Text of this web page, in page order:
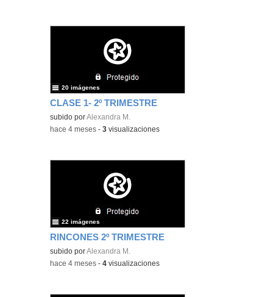
CLASE 1- 2º TRIMESTRE
subido porAlexandra M.
20 imágenes
-hace 4 meses -3 visualizaciones
RINCONES 2º TRIMESTRE
subido porAlexandra M.
22 imágenes
-hace 4 meses -4 visualizaciones